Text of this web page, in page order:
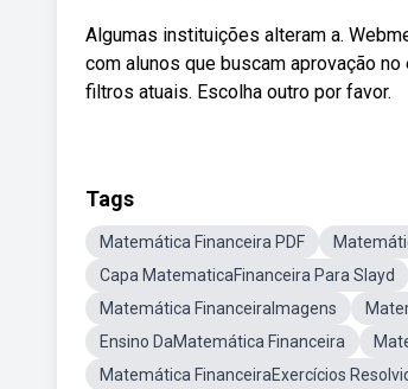
Algumas instituições alteram a.
com alunos que buscam aprovação
filtros atuais. Escolha outro por favor.
Tags
Matemática Financeira PDF
Capa MatematicaFinanceira Para Slayd
Matemática FinanceiraImagens
Ensino DaMatemática Financeira
Matemática FinanceiraExercícios